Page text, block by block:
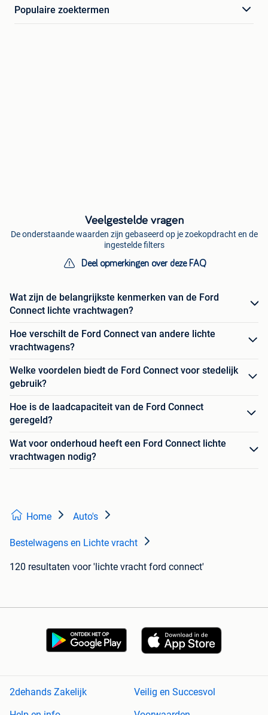
Populaire zoektermen
Veelgestelde vragen
De onderstaande waarden zijn gebaseerd op je zoekopdracht en de
ingestelde filters
Deel opmerkingen over deze FAQ
Wat zijn de belangrijkste kenmerken van de Ford
Connect lichte vrachtwagen?
Hoe verschilt de Ford Connect van andere lichte
vrachtwagens?
Welke voordelen biedt de Ford Connect voor stedelijk
gebruik?
Hoe is de laadcapaciteit van de Ford Connect
geregeld?
Wat voor onderhoud heeft een Ford Connect lichte
vrachtwagen nodig?
Home Auto's
Bestelwagens en Lichte vracht
120 resultaten voor 'lichte vracht ford connect'
2dehands Zakelijk
Veilig en Succesvol